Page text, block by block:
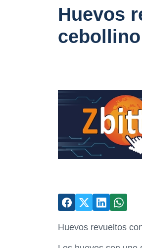
Huevos
cebollino
Huevos revueltos